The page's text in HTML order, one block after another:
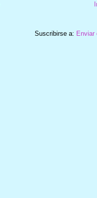
Suscribirse a: Enviar